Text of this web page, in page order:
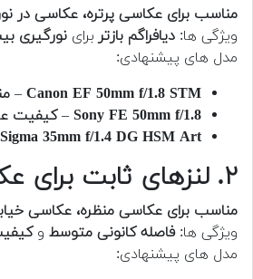
مناسب برای عکاسی پرتره، عکاسی در نور
ویژگی ها: دیافراگم بازتر برای نورگیری
مدل های پیشنهادی:
Canon EF 50mm f/1.8 STM
–
Sony FE 50mm f/1.8
–کیفیت
Sigma 35mm f/1.4 DG HSM Art
۲. لنزهای ثابت برای عکاسی منظره (24mm-35mm)
مناسب برای عکاسی منظره، عکاسی
ویژگی ها:فاصله کانونی متوسط و
مدل های پیشنهادی: